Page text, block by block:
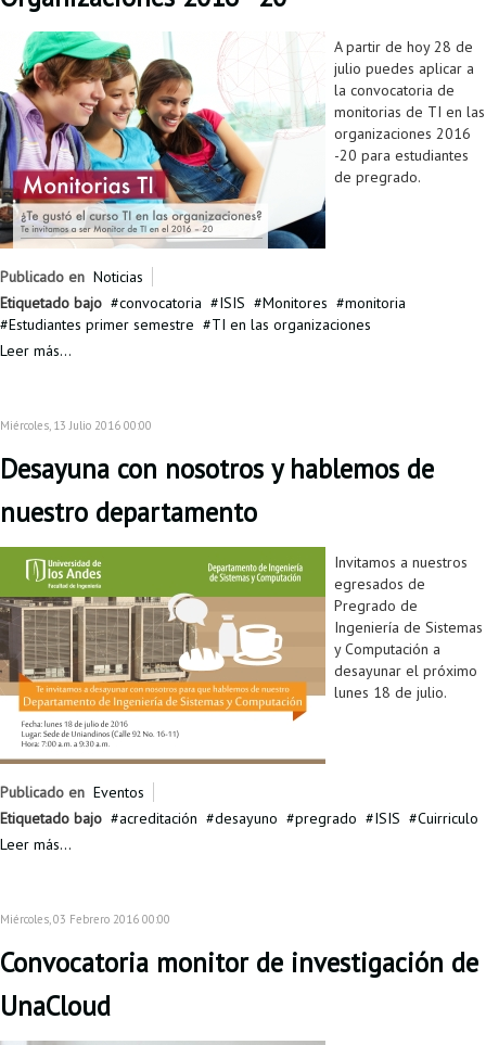
A partir de hoy 28 de
julio puedes aplicar a
la convocatoria de
monitorias de TI en las
organizaciones 2016
-20 para estudiantes
de pregrado.
Publicado en Noticias
Etiquetado bajo
convocatoria ISIS Monitores
monitoria
Estudiantes primer semestre
TI en las organizaciones
Leer más...
Miércoles, 13 Julio 2016 00:00
Desayuna con nosotros y hablemos de
nuestro departamento
Invitamos a nuestros
egresados de
Pregrado de
Ingeniería de Sistemas
y Computación a
desayunar el próximo
lunes 18 de julio.
Publicado en Eventos
Etiquetado bajo
acreditación desayuno pregrado ISIS
Cuirriculo
Leer más...
Miércoles, 03 Febrero 2016 00:00
Convocatoria monitor de investigación de
UnaCloud